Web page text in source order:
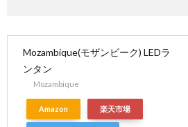
Mozambique(モザンビーク) LEDラ
ンタン
Mozambique
Amazon 楽天市場